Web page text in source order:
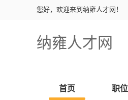
您好，欢迎来到纳雍人才网！
纳雍人才网
首页 职